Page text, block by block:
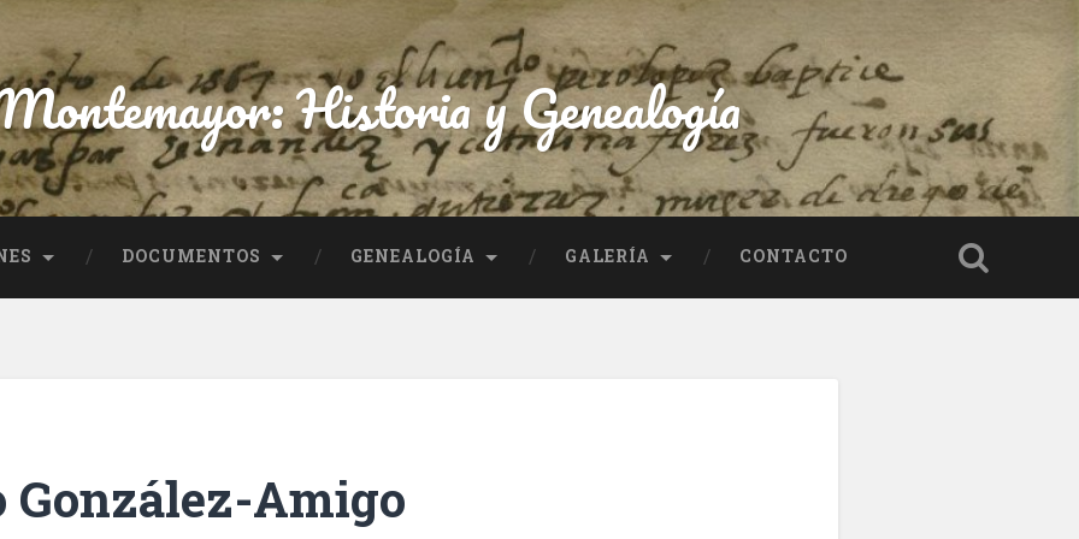
Historia y Genealogía
DOCUMENTOS GENEALOGÍA GALERÍA CONTACTO
González-Amigo